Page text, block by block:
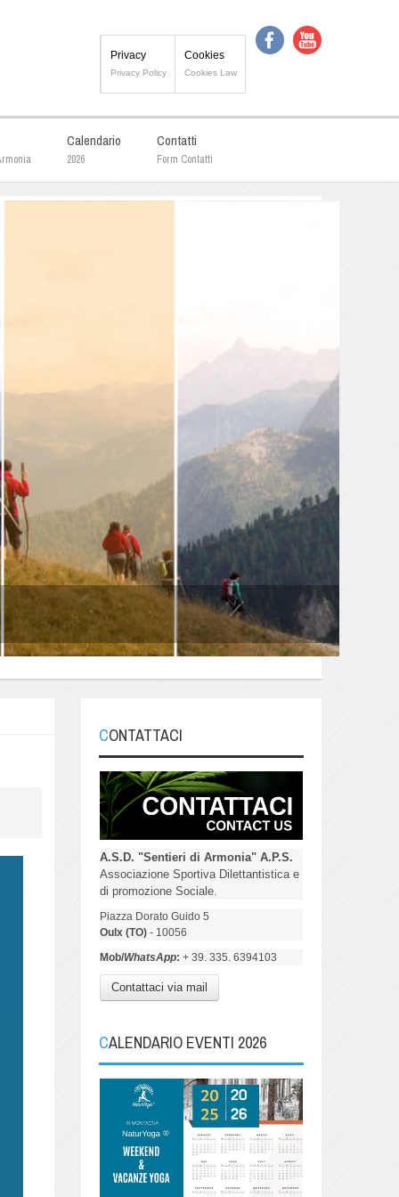
Privacy
Privacy Policy
Cookies
Cookies Law
Calendario
2026
Contatti
Form Contatti
CONTATTACI
A.S.D. "Sentieri di Armonia" A.P.S.
Associazione Sportiva Dilettantistica e
di promozione Sociale.
Piazza Dorato Guido 5
Oulx (TO)- 10056
Mob/WhatsApp: + 39. 335. 6394103
Contattaci via mail
CALENDARIO EVENTI 2026